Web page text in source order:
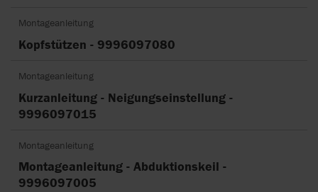
Montageanleitung
Kopfstützen - 9996097080
Montageanleitung
Kurzanleitung - Neigungseinstellung -
9996097015
Montageanleitung
Montageanleitung - Abduktionskeil -
9996097005